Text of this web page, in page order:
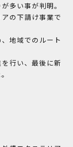
多い事が判明。
の下請け事業で
地域でのルート
行い、最後に新